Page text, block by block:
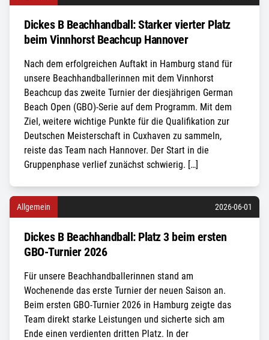
Dickes B Beachhandball: Starker vierter Platz
beim Vinnhorst Beachcup Hannover
Nach dem erfolgreichen Auftakt in Hamburg stand für
unsere Beachhandballerinnen mit dem Vinnhorst
Beachcup das zweite Turnier der diesjährigen German
Beach Open (GBO)-Serie auf dem Programm. Mit dem
Ziel, weitere wichtige Punkte für die Qualifikation zur
Deutschen Meisterschaft in Cuxhaven zu sammeln,
reiste das Team nach Hannover. Der Start in die
Gruppenphase verlief zunächst schwierig. […]
Allgemein 2026-06-01
Dickes B Beachhandball: Platz 3 beim ersten
GBO-Turnier 2026
Für unsere Beachhandballerinnen stand am
Wochenende das erste Turnier der neuen Saison an.
Beim ersten GBO-Turnier 2026 in Hamburg zeigte das
Team direkt starke Leistungen und sicherte sich am
Ende einen verdienten dritten Platz. In der